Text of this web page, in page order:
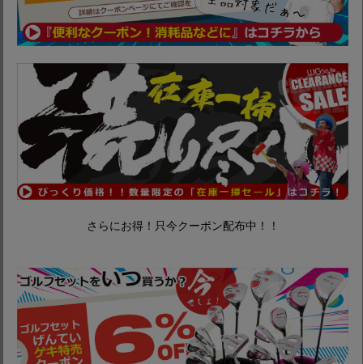
さらにお得！只今クーポン配布中！！